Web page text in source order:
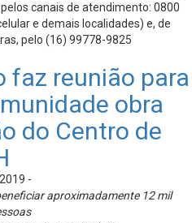
canais de atendimento: 0800
e demais localidades) e, de
pelo (16) 99778-9825
faz reunião para
obra
do Centro de
-
aproximadamente 12 mil